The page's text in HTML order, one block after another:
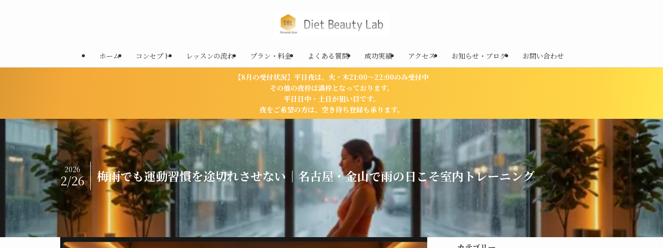
ホーム コンセプト レッスンの流れ プラン・料金 よくある質問 成功実績 アクセス お知らせ・ブログ お問い合わせ
【8月の受付状況】平日夜は、火・木21:00〜22:00のみ受付中
その他の夜枠は満枠となっております。
平日日中・土日が狙い目です。
夜をご希望の方は、空き待ち登録も承ります。
梅雨でも運動習慣を途切れさせない｜名古屋・金山で雨の日こそ室内トレーニング
2026
2/26